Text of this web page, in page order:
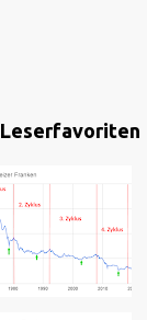
Leserfavoriten